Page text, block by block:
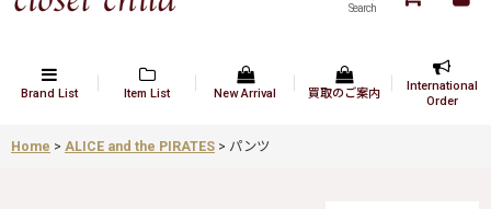
Search
Brand List Item List New Arrival 買取のご案内
International
Order
Home > ALICE and the PIRATES > パンツ